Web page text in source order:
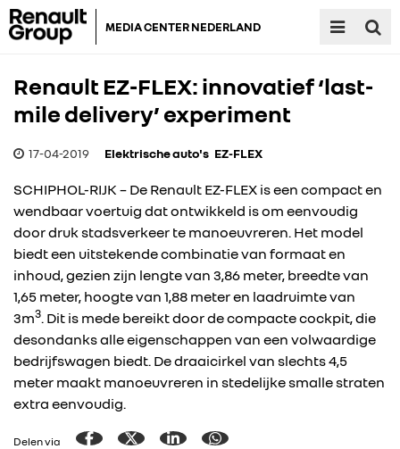
MEDIA CENTER NEDERLAND
Renault EZ-FLEX: innovatief ‘last-
mile delivery’ experiment
17-04-2019 Elektrische auto's EZ-FLEX
SCHIPHOL-RIJK – De Renault EZ-FLEX is een compact en
wendbaar voertuig dat ontwikkeld is om eenvoudig
door druk stadsverkeer te manoeuvreren. Het model
biedt een uitstekende combinatie van formaat en
inhoud, gezien zijn lengte van 3,86 meter, breedte van
1,65 meter, hoogte van 1,88 meter en laadruimte van
3m3. Dit is mede bereikt door de compacte cockpit, die
desondanks alle eigenschappen van een volwaardige
bedrijfswagen biedt. De draaicirkel van slechts 4,5
meter maakt manoeuvreren in stedelijke smalle straten
extra eenvoudig.
Delen via